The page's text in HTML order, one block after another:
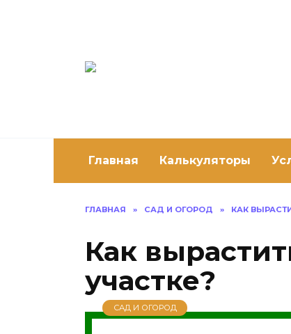
Главная Калькуляторы
ГЛАВНАЯ » САД И ОГОРОД » КАК
Как
участке?
САД И ОГОРОД